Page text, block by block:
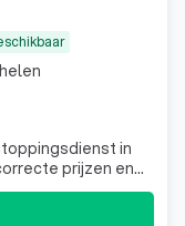
in
prijzen en